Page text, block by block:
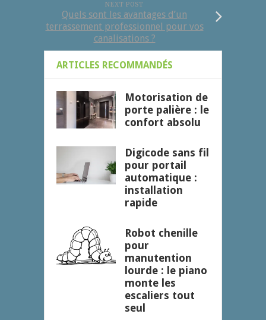
NEXT POST
Quels sont les avantages d’un
terrassement professionnel pour vos
canalisations ?
ARTICLES RECOMMANDÉS
Motorisation de
porte palière : le
confort absolu
Digicode sans fil
pour portail
automatique :
installation
rapide
Robot chenille
pour
manutention
lourde : le piano
monte les
escaliers tout
seul